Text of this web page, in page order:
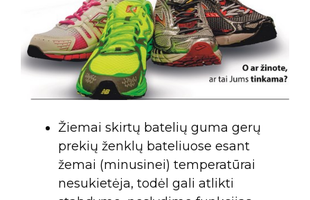
Žiemai skirtų batelių guma gerų
prekių ženklų bateliuose esant
žemai (minusinei) temperatūrai
nesukietėja, todėl gali atlikti